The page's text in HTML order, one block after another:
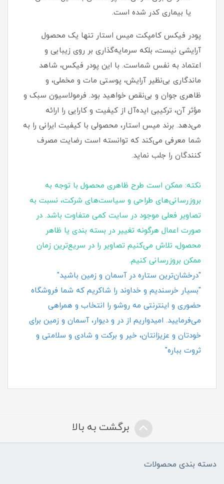
یا بیماری کدر شده است.
پودر فیکس کامپکت میس استار تنها یک محصول
آرایشی نیست، بلکه سرمایه‌گذاری بر روی زیبایی و
اعتماد به نفس شماست. با این پودر فیکس، شاهد
ماندگاری بی‌نظیر آرایش، پوستی مات و مخملی، و
ظاهری جوان و بی‌نقص خواهید بود. فرمولاسیون سبک و
مؤثر آن، ترکیبی ایده‌آل از کیفیت و کارایی را ارائه
می‌دهد. برند میس استار، محصولی با کیفیت ایرانی را به
شما معرفی می‌کند که توانسته است رضایت مصرف‌
کنندگان را جلب نماید.
نکته: ممکن است طرح ظاهری محصول با توجه به
بروزرسانی‌های طراحی و سیاست‌های شرکت، نسبت به
تصاویر فعلی موجود در سایت کمی متفاوت باشد. در
صورت اعمال هرگونه تغییر در بسته‌ بندی یا ظاهر
محصول، تلاش می‌کنیم تصاویر را در سریع‌ترین زمان
ممکن بروزرسانی کنیم.
"درخشان‌ترین ستاره در آسمان و زمین باشید"
"بسیار خرسندیم و خداوند را شاکریم که شما فروشگاه
حضوری و اینترنتی مه روشو را انتخاب و همراهی
می‌فرمایید. امیدواریم از در و دیوار، آسمان و زمین برای
خودتان و عزیزانتان، خیر و برکت و شادی و سلامتی و
ثروت بباره"
برگشت به بالا
دسته بندی محصولات